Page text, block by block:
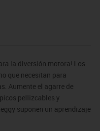
la diversión motora! Los
que necesitan para
Aumente el agarre de
pellizcables y
suponen un aprendizaje